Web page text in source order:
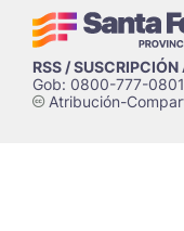
RSS /
Gob: 0800-777-
cAtribución-